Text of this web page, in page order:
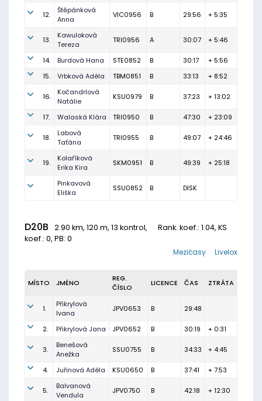
12.
Štěpánková
Anna
VIC0956 B 29:56 + 5:35
13.
Kawuloková
Tereza
TRI0956 A 30:07 + 5:46
14. Burdová Hana STE0852 B 30:17
+ 5:56
15.
Vrbková Adéla TBM0851 B 33:13 + 8:52
16.
Kočandrlová
Natálie
KSU0979 B 37:23 + 13:02
17. Walaská Klára TRI0950 B 47:30 + 23:09
18.
Labová
Taťána
TRI0955 B 49:07 + 24:46
19.
Kolaříková
Erika Kira
SKM0951 B 49:39 + 25:18
Pinkavová
Eliška
SSU0852 B DISK
D20B 2.90 km, 120 m, 13 kontrol, Rank. koef.: 1.04, KS
koef.: 0, PB: 0
Livelox
Mezičasy
MÍSTO JMÉNO
REG.
ČÍSLO
LICENCE ČAS ZTRÁTA
1.
Přikrylová
Ivana
JPV0653 B 29:48
2. Přikrylová Jana JPV0652 B 30:19 + 0:31
3.
Benešová
Anežka
SSU0755 B 34:33 + 4:45
4. Juřinová Adéla KSU0650 B 37:41 + 7:53
5.
Balvanová
Vendula
JPV0750 B 42:18 + 12:30